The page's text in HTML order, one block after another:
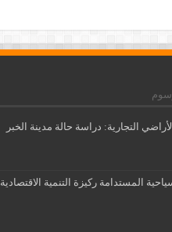
التجارية: دراسة حالة مدينة الخبر
المستدامة ركيزة التنمية الاقتصادية